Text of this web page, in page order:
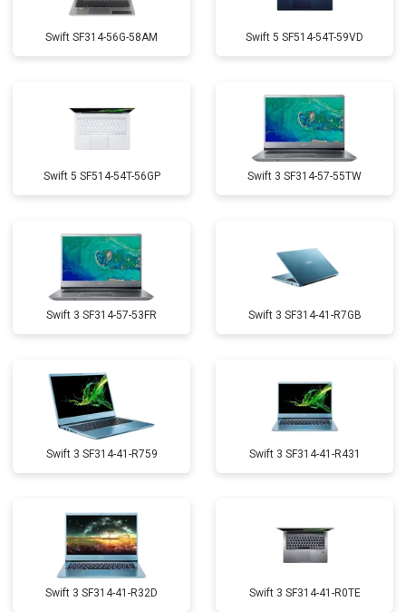
Swift SF314-56G-58AM Swift 5 SF514-54T-59VD
Swift 5 SF514-54T-56GP Swift 3 SF314-57-55TW
Swift 3 SF314-57-53FR Swift 3 SF314-41-R7GB
Swift 3 SF314-41-R759 Swift 3 SF314-41-R431
Swift 3 SF314-41-R32D Swift 3 SF314-41-R0TE